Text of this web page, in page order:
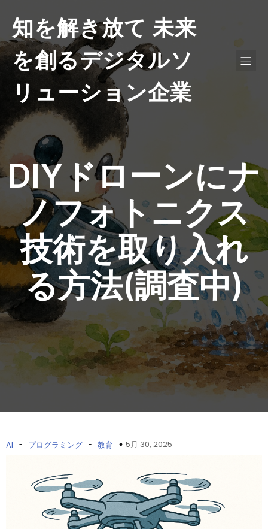
知を解き放て 未来
を創るデジタルソ
リューション企業
DIYドローンにナ
ノフォトニクス
技術を取り入れ
る方法(調査中)
AI - プログラミング - 教育 5月 30, 2025